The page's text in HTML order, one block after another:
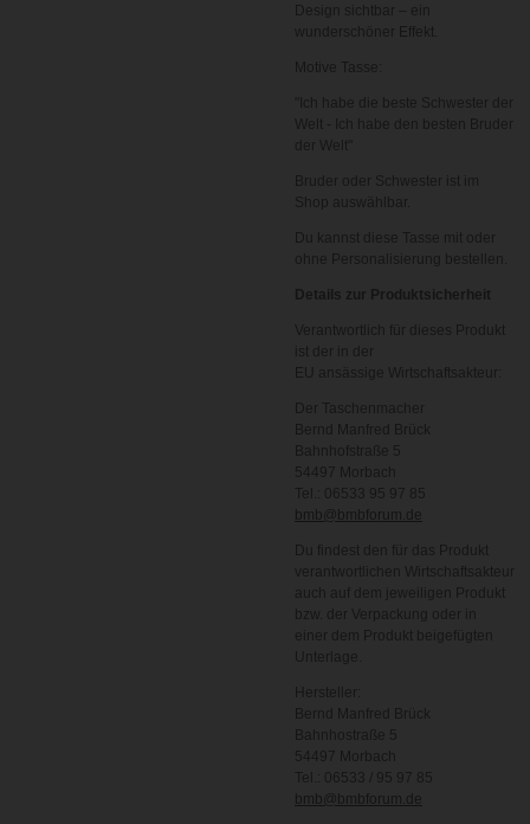
Design sichtbar – ein
wunderschöner Effekt.
Motive Tasse:
"Ich habe die beste Schwester der
Welt - Ich habe den besten Bruder
der Welt
Bruder oder Schwester ist im
Shop auswählbar.
Du kannst diese Tasse mit oder
ohne Personalisierung bestellen.
Details zur Produktsicherheit
Verantwortlich für dieses Produkt
ist der in der
EU ansässige Wirtschaftsakteur:
Der Taschenmacher
Bernd Manfred Brück
Bahnhofstraße 5
54497 Morbach
Tel.: 06533 95 97 85
bmb@bmbforum.de
Du findest den für das Produkt
verantwortlichen Wirtschaftsakteur
auch auf dem jeweiligen Produkt
bzw. der Verpackung oder in
einer dem Produkt beigefügten
Unterlage.
Hersteller:
Bernd Manfred Brück
Bahnhostraße 5
54497 Morbach
Tel.: 06533 / 95 97 85
bmb@bmbforum.de